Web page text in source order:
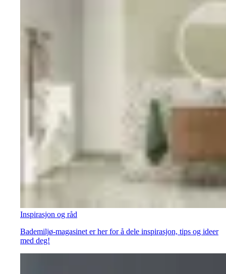
Inspirasjon og råd
Bademiljø-magasinet er her for å dele inspirasjon, tips og ideer
med deg!